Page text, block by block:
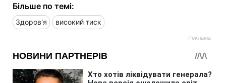
Більше по темі:
Здоров'я високий тиск